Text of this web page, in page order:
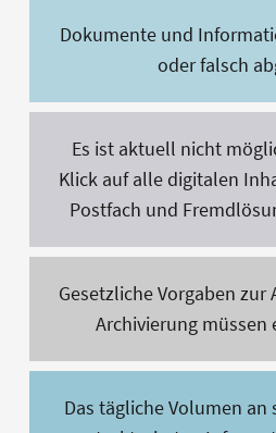
Dokumente und
oder falsch
Es ist aktuell nicht
Klick auf alle digitalen
Postfach und
Gesetzliche Vorgaben
Archivierung
Das tägliche Volumen